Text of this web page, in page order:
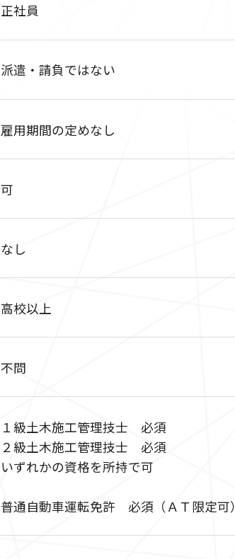
正社員
派遣・請負ではない
雇用期間の定めなし
可
なし
高校以上
不問
１級土木施工管理技士 必須
２級土木施工管理技士 必須
いずれかの資格を所持で可
普通自動車運転免許 必須（ＡＴ限定可）